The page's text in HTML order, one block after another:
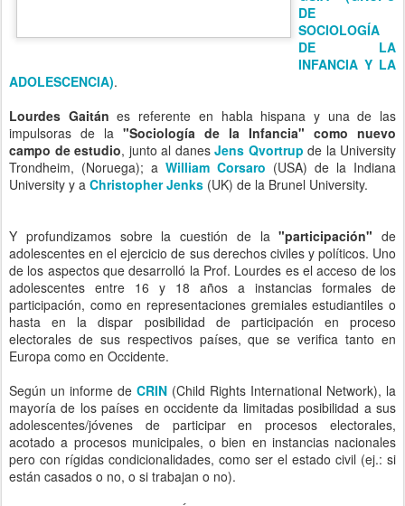
es referente en habla hispana y una de las
"Sociología de la Infancia" como nuevo
Jens Qvortrupde la University
(USA) de la Indiana
University y aChristopher Jenks
Y profundizamos sobre la cuestión de la"participación"de
adolescentes en el ejercicio de sus derechos civiles y políticos. Uno
de los aspectos que desarrolló la Prof. Lourdes es el acceso de los
adolescentes entre 16 y 18 años a instancias formales de
electorales de sus respectivos países, que se verifica tanto en
Europa como en Occidente.
Según un informe deCRIN (Child Rights International Network), la
mayoría de los países en occidente da limitadas posibilidad a sus
adolescentes/jóvenes de participar en procesos electorales,
acotado a procesos municipales, o bien en instancias nacionales
pero con rígidas condicionalidades, como ser el estado civil (ej.: si
DERECHO A VOTAR: LOS PAÍSES DONDE LOS MENORES DE 18
AÑOS PUEDEN VOTAR:
*Mayores de 16 años:
Alemania (solo en algunos estados y municipios)
Argentina (a nivel Nacional, Provincial y Municipal)